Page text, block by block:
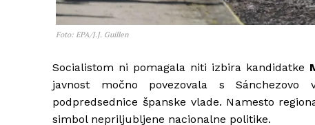
Foto: EPA/J.J. Guillen
Socialistom ni pomagala niti izbira kandidatke
javnost močno povezovala s
podpredsednice španske vlade. Namesto
simbol nepriljubljene nacionalne politike.